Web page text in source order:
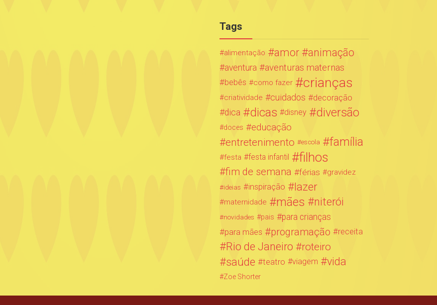
Tags
alimentação amor animação
aventura aventuras maternas
bebês como fazer crianças
criatividade cuidados
decoração
dica
dicas disney diversão
doces educação
entretenimento escola família
festa festa infantil filhos
fim de semana férias gravidez
ideias inspiração lazer
maternidade mães niterói
novidades pais
para crianças
para mães
programação receita
Rio de Janeiro roteiro
saúde teatro viagem vida
Zoe Shorter